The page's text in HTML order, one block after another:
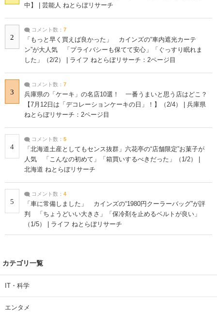
中】 | 芸能人 ねとらぼリサーチ
2
コメント数： 7
「もっと早く買えば良かった」 カインズの“車内遮光カーテ
ン”が大人気 「プライバシーも保てて安心」「ぐっすり眠れま
した」（2/2） | ライフ ねとらぼリサーチ：2ページ目
3
コメント数： 7
兵庫県の「ケーキ」の名店10選！ 一番うまいと思う店はどこ？
【7月12日は「デコレーションケーキの日」！】（2/4） | 兵庫県
ねとらぼリサーチ：2ページ目
4
コメント数： 5
「北海道土産としてもセンス抜群」六花亭の“店舗限定”お菓子が
人気 「こんなの初めて」「箱買いするべきだった」（1/2） |
北海道 ねとらぼリサーチ
5
コメント数： 4
「車に常備しました」 カインズの“1980円クーラーバッグ”が評
判 「ちょうどいい大きさ」「保冷剤を止めるベルトが良い」
（1/5） | ライフ ねとらぼリサーチ
カテゴリ一覧
IT・科学
エンタメ